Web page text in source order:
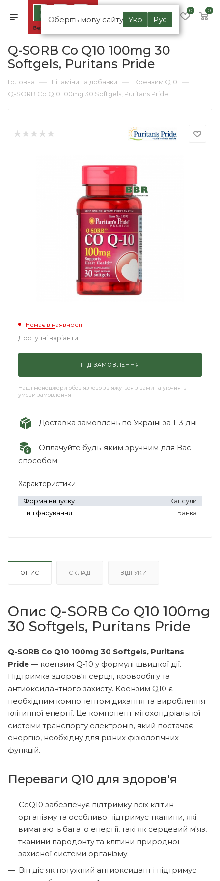
Оберіть мову сайту Укр Рус
0 0
Q-SORB Co Q10 100mg 30
Softgels, Puritans Pride
Головна — Вітаміни та добавки — Коензим Q10 —
Q-SORB Co Q10 100mg 30 Softgels, Puritans Pride
Немає в наявності
Доступні варіанти
ПІД ЗАМОВЛЕННЯ
Наші менеджери обов'язково зв'яжуться з вами та уточнять
умови замовлення
Доставка замовлень по Україні за 1-3 дні
Оплачуйте будь-яким зручним для Вас
способом
Характеристики
Форма випуску
Капсули
Тип фасування
Банка
ОПИС СКЛАД ВІДГУКИ
Опис Q-SORB Co Q10 100mg
30 Softgels, Puritans Pride
Q-SORB Co Q10 100mg 30 Softgels, Puritans
Pride — коензим Q-10 у формулі швидкої дії.
Підтримка здоров'я серця, кровообігу та
антиоксидантного захисту. Коензим Q10 є
необхідним компонентом дихання та вироблення
клітинної енергії. Це компонент мітохондріальної
системи транспорту електронів, який постачає
енергію, необхідну для різних фізіологічних
функцій.
Переваги Q10 для здоров'я
CoQ10 забезпечує підтримку всіх клітин
організму та особливо підтримує тканини, які
вимагають багато енергії, такі як серцевий м'яз,
тканини пародонту та клітини природної
захисної системи організму.
Він діє як потужний антиоксидант і підтримує